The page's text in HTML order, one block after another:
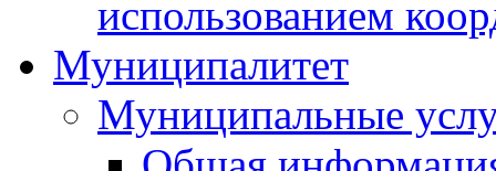
использованием
Муниципалитет
Муниципальные